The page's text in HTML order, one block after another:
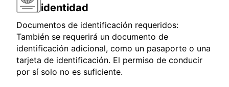
identidad
Documentos de identificación requeridos:
También se requerirá un documento de
identificación adicional, como un pasaporte o una
tarjeta de identificación. El permiso de conducir
por sí solo no es suficiente.